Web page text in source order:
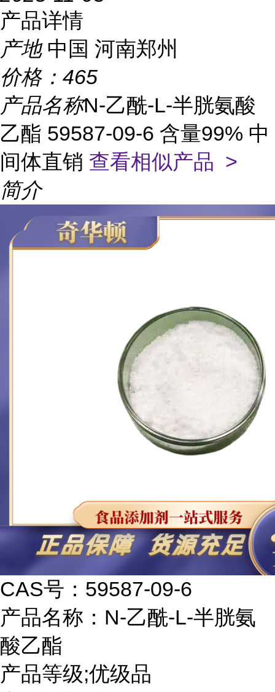
产品详情
产地 中国 河南郑州
价格： 465
产品名称N-乙酰-L-半胱氨酸
乙酯 59587-09-6 含量99% 中
间体直销 查看相似产品 >
简介
CAS号：59587-09-6
产品名称：N-乙酰-L-半胱氨
酸乙酯
产品等级;优级品